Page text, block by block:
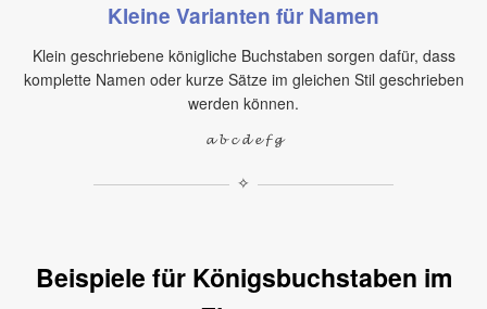
Kleine Varianten für Namen
Klein geschriebene königliche Buchstaben sorgen dafür, dass
komplette Namen oder kurze Sätze im gleichen Stil geschrieben
werden können.
𝓪 𝓫 𝓬 𝓭 𝓮 𝓯 𝓰
✧
Beispiele für Königsbuchstaben im